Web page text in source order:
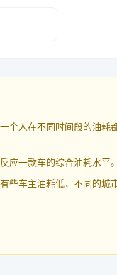
人在不同时间段的油
一款车的综合油耗水平
车主油耗低，不同的城